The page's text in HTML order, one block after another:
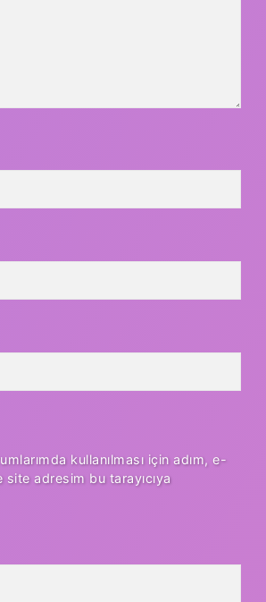
kullanılması için adım, e-
adresim bu tarayıcıya